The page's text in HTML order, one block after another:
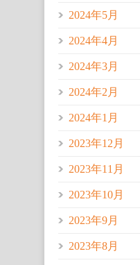
2024年5月
2024年4月
2024年3月
2024年2月
2024年1月
2023年12月
2023年11月
2023年10月
2023年9月
2023年8月